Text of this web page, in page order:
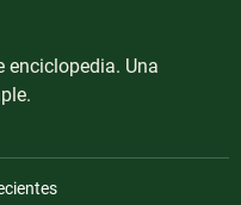
enciclopedia. Una